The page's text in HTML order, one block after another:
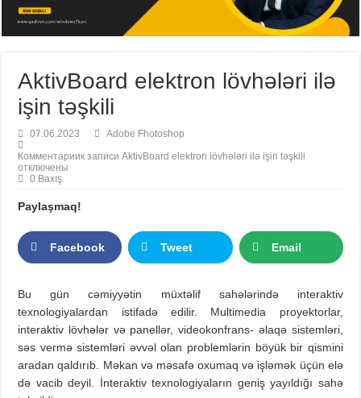
AktivBoard elektron lövhələri ilə
işin təşkili
07.06.2023
Adobe Fhotoshop
Комментариик записи AktivBoard elektron lövhələri ilə işin təşkili
отключены
0 Baxış
Paylaşmaq!
Facebook Tweet Email
Bu gün cəmiyyətin müxtəlif sahələrində interaktiv
texnologiyalardan istifadə edilir. Multimedia proyektorlar,
interaktiv lövhələr və panellər, videokonfrans- əlaqə sistemləri,
səs vermə sistemləri əvvəl olan problemlərin böyük bir qismini
aradan qaldırıb. Məkan və məsafə oxumaq və işləmək üçün elə
də vacib deyil. İnteraktiv texnologiyaların geniş yayıldığı sahə